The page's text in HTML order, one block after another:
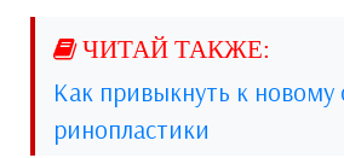
Как привыкнуть к новому
ринопластики